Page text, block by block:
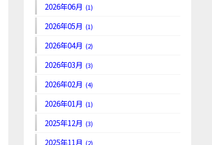
2026年06月 (1)
2026年05月 (1)
2026年04月 (2)
2026年03月 (3)
2026年02月 (4)
2026年01月 (1)
2025年12月 (3)
2025年11月 (2)